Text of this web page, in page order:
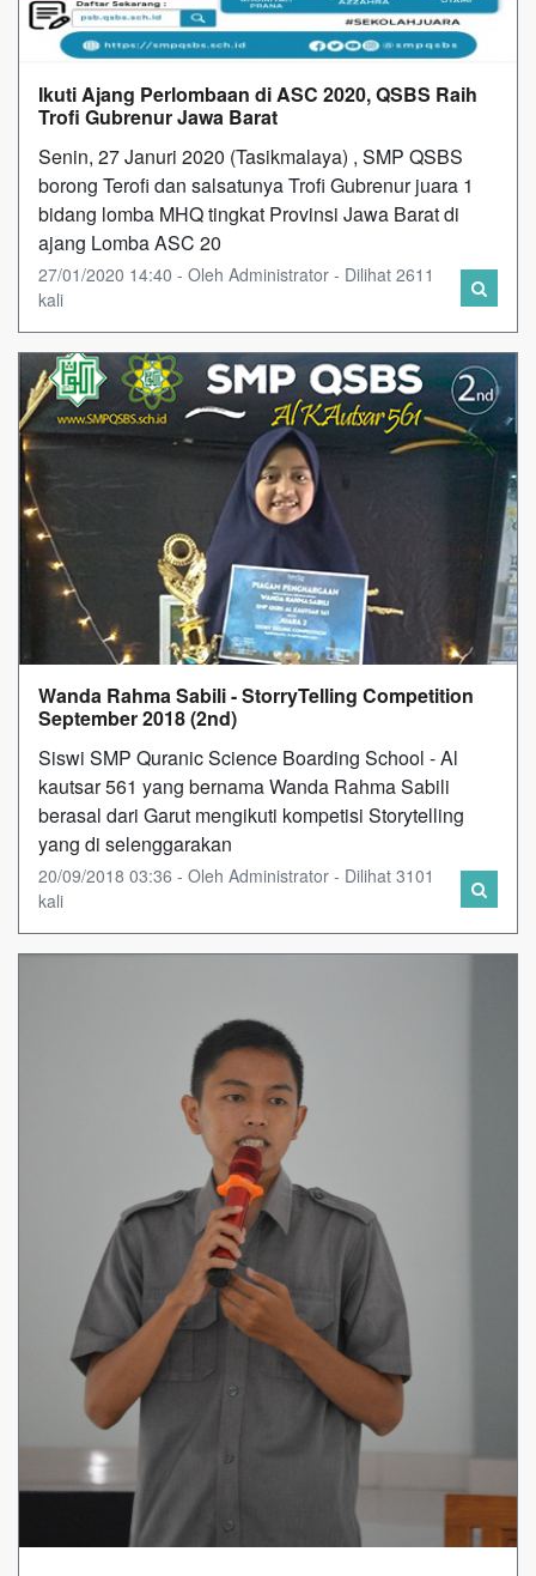
Ikuti Ajang Perlombaan di ASC 2020, QSBS Raih
Trofi Gubrenur Jawa Barat
Senin, 27 Januri 2020 (Tasikmalaya) , SMP QSBS
borong Terofi dan salsatunya Trofi Gubrenur juara 1
bidang lomba MHQ tingkat Provinsi Jawa Barat di
ajang Lomba ASC 20
27/01/2020 14:40 - Oleh Administrator - Dilihat 2611
kali
Wanda Rahma Sabili - StorryTelling Competition
September 2018 (2nd)
Siswi SMP Quranic Science Boarding School - Al
kautsar 561 yang bernama Wanda Rahma Sabili
berasal dari Garut mengikuti kompetisi Storytelling
yang di selenggarakan
20/09/2018 03:36 - Oleh Administrator - Dilihat 3101
kali